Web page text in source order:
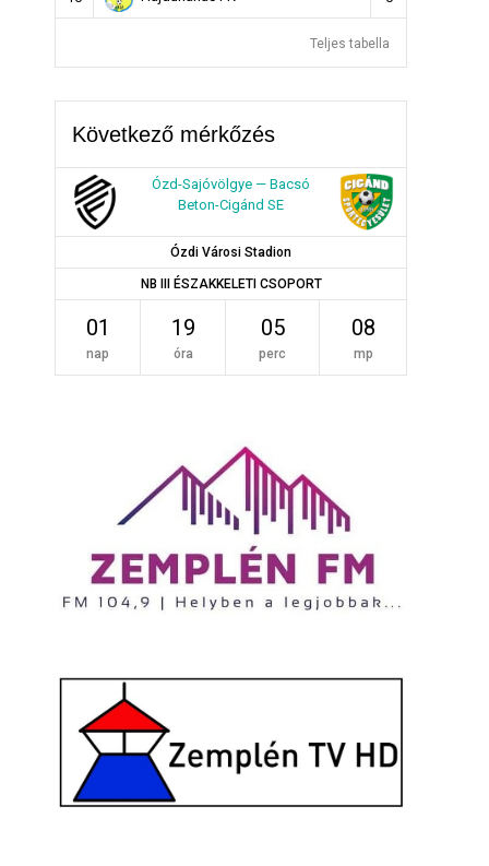
Teljes tabella
Következő mérkőzés
Ózd-Sajóvölgye — Bacsó
Beton-Cigánd SE
Ózdi Városi Stadion
NB III ÉSZAKKELETI CSOPORT
01
nap
19
óra
05
perc
08
mp